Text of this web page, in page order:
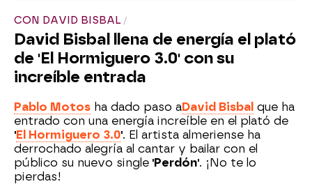
CON DAVID BISBAL
David Bisbal llena de energía el plató
de 'El Hormiguero 3.0' con su
increíble entrada
Pablo Motos ha dado paso aDavid Bisbal que ha
entrado con una energía increíble en el plató de
'El Hormiguero 3.0'. El artista almeriense ha
derrochado alegría al cantar y bailar con el
público su nuevo single 'Perdón'. ¡No te lo
pierdas!